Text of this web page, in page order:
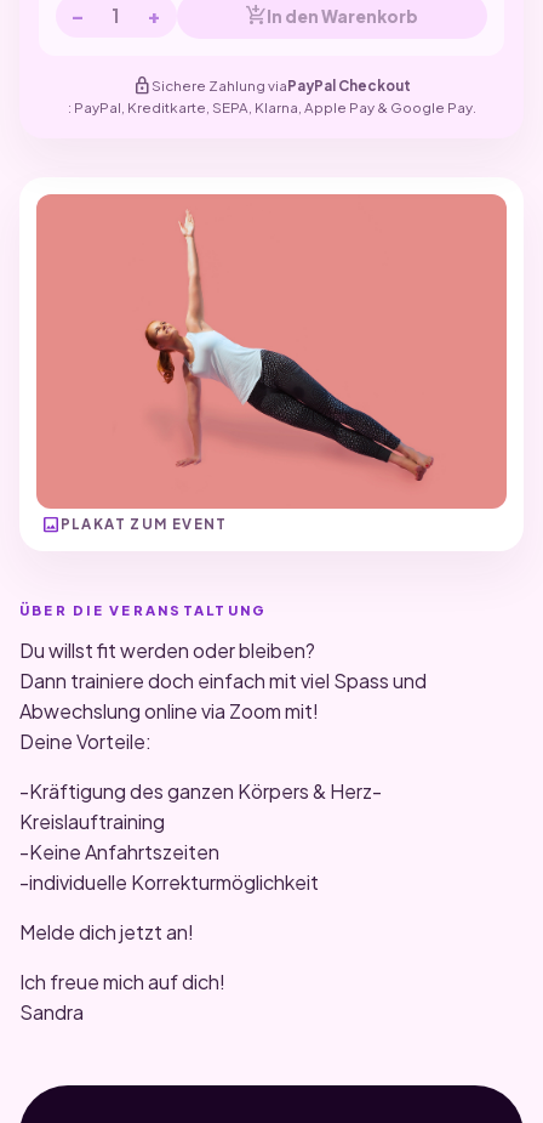
image PLAKAT ZUM EVENT
ÜBER DIE VERANSTALTUNG
Du willst fit werden oder bleiben?
Dann trainiere doch einfach mit viel Spass und
Abwechslung online via Zoom mit!
Deine Vorteile:
-Kräftigung des ganzen Körpers & Herz-
Kreislauftraining
-Keine Anfahrtszeiten
-individuelle Korrekturmöglichkeit
Melde dich jetzt an!
Ich freue mich auf dich!
Sandra
− + add_shopping_cartIn den Warenkorb
lock Sichere Zahlung viaPayPal Checkout
: PayPal, Kreditkarte, SEPA, Klarna, Apple Pay & Google Pay.